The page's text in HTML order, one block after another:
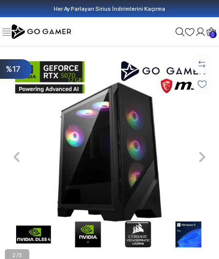
Her Ay Parlayan Sirius İndirimlerini Kaçırma
0
%17
2 / 5